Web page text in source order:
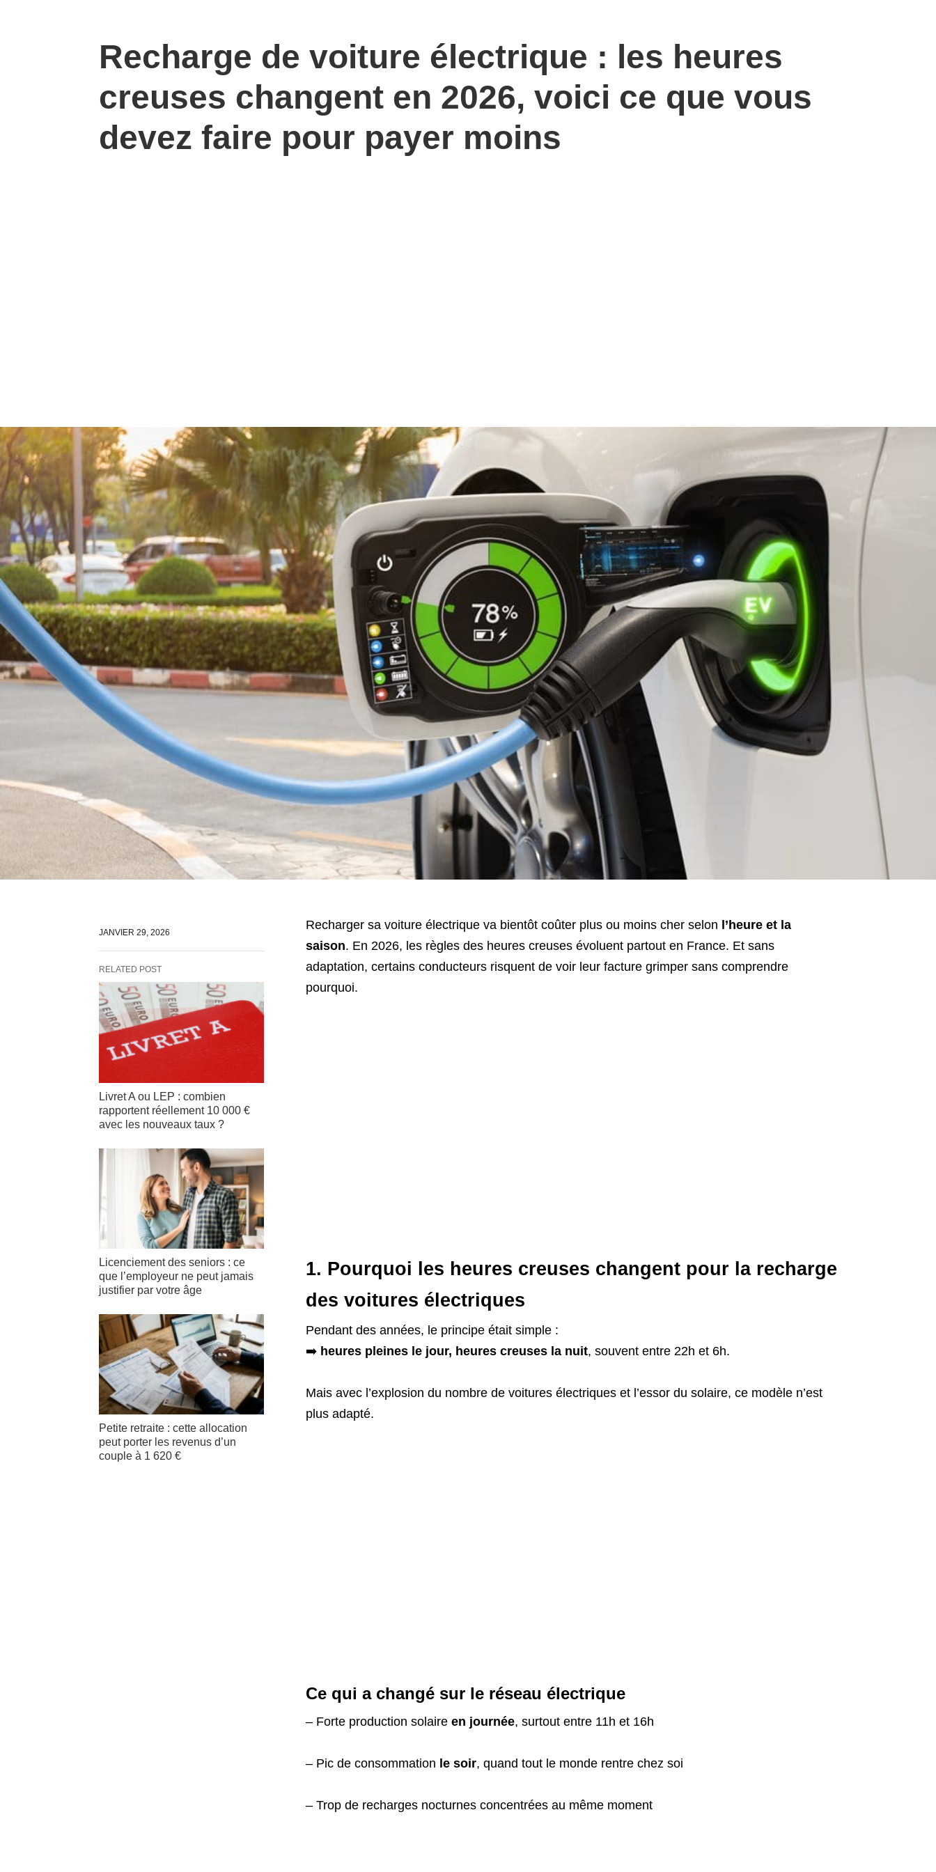
Recharge de voiture électrique : les heures
creuses changent en 2026, voici ce que vous
devez faire pour payer moins
Recharger sa voiture électrique va bientôt coûter plus ou moins cher selon l’heure et la
saison. En 2026, les règles des heures creuses évoluent partout en France. Et sans
adaptation, certains conducteurs risquent de voir leur facture grimper sans comprendre
pourquoi.
1. Pourquoi les heures creuses changent pour la recharge
des voitures électriques
Pendant des années, le principe était simple :
➡️ heures pleines le jour, heures creuses la nuit, souvent entre 22h et 6h.
Mais avec l’explosion du nombre de voitures électriques et l’essor du solaire, ce modèle n’est
plus adapté.
Ce qui a changé sur le réseau électrique
– Forte production solaire en journée, surtout entre 11h et 16h
– Pic de consommation le soir, quand tout le monde rentre chez soi
– Trop de recharges nocturnes concentrées au même moment
JANVIER 29, 2026
RELATED POST
Livret A ou LEP : combien
rapportent réellement 10 000 €
avec les nouveaux taux ?
Licenciement des seniors : ce
que l’employeur ne peut jamais
justifier par votre âge
Petite retraite : cette allocation
peut porter les revenus d’un
couple à 1 620 €